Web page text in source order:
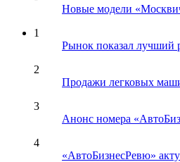
Новые модели
1
Рынок показал лучший
2
Продажи легковых
3
Анонс номера
4
«АвтоБизнесРевю»